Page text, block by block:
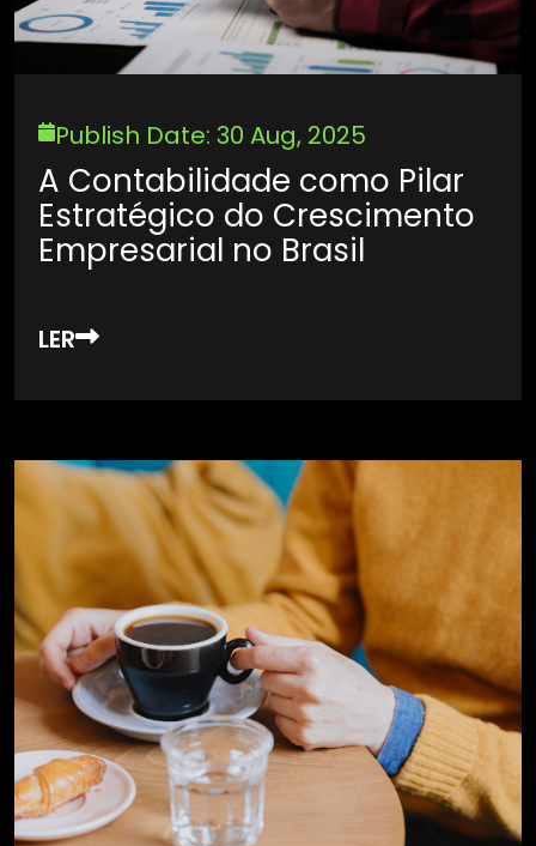
Publish Date: 30 Aug, 2025
A Contabilidade como Pilar
Estratégico do Crescimento
Empresarial no Brasil
LER